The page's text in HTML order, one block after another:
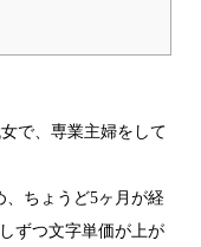
で、専業主婦をして
、ちょうど5ヶ月が経
ずつ文字単価が上が